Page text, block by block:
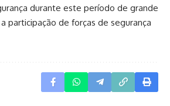
durante este período de grande
participação de forças de segurança